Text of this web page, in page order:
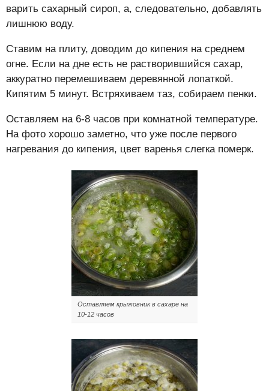
варить сахарный сироп, а, следовательно, добавлять
лишнюю воду.
Ставим на плиту, доводим до кипения на среднем
огне. Если на дне есть не растворившийся сахар,
аккуратно перемешиваем деревянной лопаткой.
Кипятим 5 минут. Встряхиваем таз, собираем пенки.
Оставляем на 6-8 часов при комнатной температуре.
На фото хорошо заметно, что уже после первого
нагревания до кипения, цвет варенья слегка померк.
Оставляем крыжовник в сахаре на
10-12 часов